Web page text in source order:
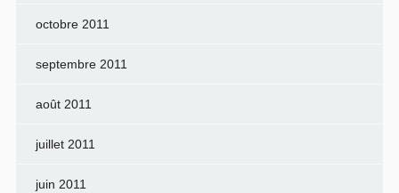
octobre 2011
septembre 2011
août 2011
juillet 2011
juin 2011